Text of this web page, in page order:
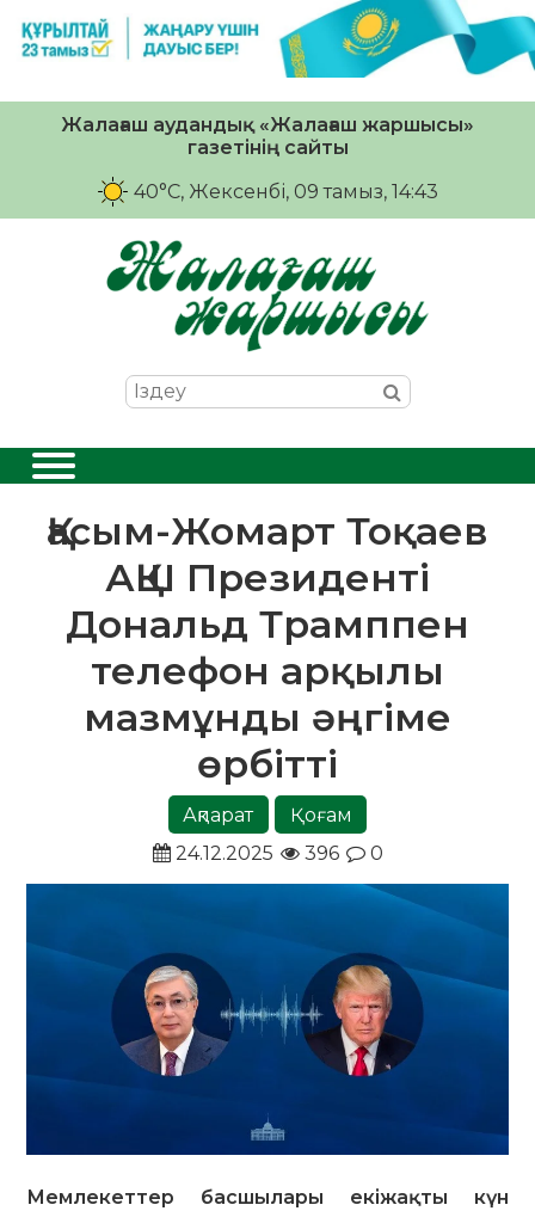
Жалағаш аудандық «Жалағаш жаршысы»
газетінің сайты
40°C, Жексенбі, 09 тамыз, 14:43
Қасым-Жомарт Тоқаев
АҚШ Президенті
Дональд Трамппен
телефон арқылы
мазмұнды әңгіме
өрбітті
Ақпарат
Қоғам
24.12.2025
396 0
Мемлекеттер басшылары екіжақты күн